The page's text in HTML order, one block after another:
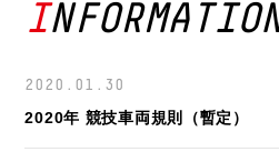
2020.01.30
2020年 競技車両規則（暫定）